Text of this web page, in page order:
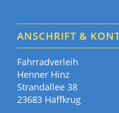
ANSCHRIFT &
Fahrradverleih
Henner Hinz
Strandallee 38
23683 Haffkrug